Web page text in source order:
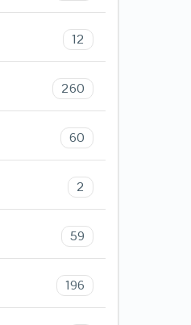
12
260
60
2
59
196